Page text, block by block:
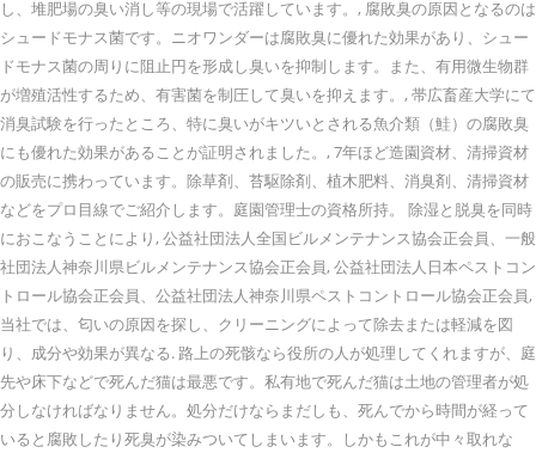
し、堆肥場の臭い消し等の現場で活躍しています。, 腐敗臭の原因となるのは
シュードモナス菌です。ニオワンダーは腐敗臭に優れた効果があり、シュー
ドモナス菌の周りに阻止円を形成し臭いを抑制します。また、有用微生物群
が増殖活性するため、有害菌を制圧して臭いを抑えます。, 帯広畜産大学にて
消臭試験を行ったところ、特に臭いがキツいとされる魚介類（鮭）の腐敗臭
にも優れた効果があることが証明されました。, 7年ほど造園資材、清掃資材
の販売に携わっています。除草剤、苔駆除剤、植木肥料、消臭剤、清掃資材
などをプロ目線でご紹介します。庭園管理士の資格所持。 除湿と脱臭を同時
におこなうことにより, 公益社団法人全国ビルメンテナンス協会正会員、一般
社団法人神奈川県ビルメンテナンス協会正会員, 公益社団法人日本ペストコン
トロール協会正会員、公益社団法人神奈川県ペストコントロール協会正会員,
当社では、匂いの原因を探し、クリーニングによって除去または軽減を図
り、成分や効果が異なる. 路上の死骸なら役所の人が処理してくれますが、庭
先や床下などで死んだ猫は最悪です。私有地で死んだ猫は土地の管理者が処
分しなければなりません。処分だけならまだしも、死んでから時間が経って
いると腐敗したり死臭が染みついてしまいます。しかもこれが中々取れな